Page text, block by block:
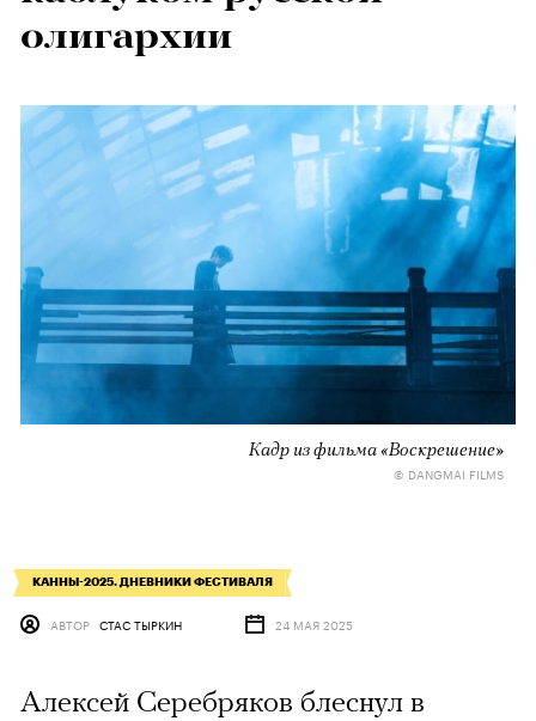
олигархии
Кадр из фильма «Воскрешение»
© DANGMAI FILMS
КАННЫ-2025. ДНЕВНИКИ ФЕСТИВАЛЯ
АВТОР СТАС ТЫРКИН 24 МАЯ 2025
Алексей Серебряков блеснул в